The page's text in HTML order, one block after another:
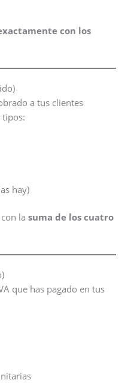
con los
a tus clientes
tipos:
hay)
la suma de los cuatro
que has pagado en tus